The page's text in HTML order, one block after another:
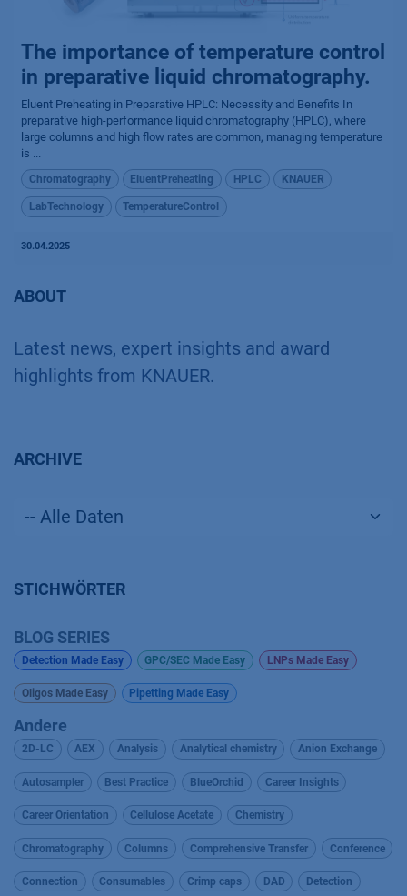
The importance of temperature control
in preparative liquid chromatography.
Eluent Preheating in Preparative HPLC: Necessity and Benefits In
preparative high-performance liquid chromatography (HPLC), where
large columns and high flow rates are common, managing temperature
is ...
Chromatography EluentPreheating HPLC KNAUER
LabTechnology TemperatureControl
30.04.2025
ABOUT
Latest news, expert insights and award
highlights from KNAUER.
ARCHIVE
STICHWÖRTER
BLOG SERIES
Detection Made Easy GPC/SEC Made Easy LNPs Made Easy
Oligos Made Easy Pipetting Made Easy
Andere
2D-LC AEX Analysis Analytical chemistry Anion Exchange
Autosampler Best Practice BlueOrchid Career Insights
Career Orientation Cellulose Acetate Chemistry
Chromatography Columns Comprehensive Transfer Conference
Connection Consumables Crimp caps DAD Detection